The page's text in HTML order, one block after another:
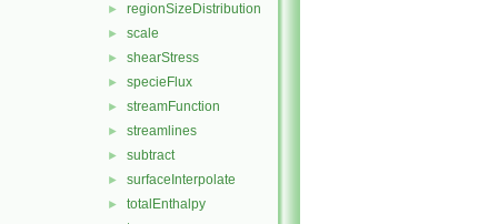
► regionSizeDistribution
► scale
► shearStress
► specieFlux
► streamFunction
► streamlines
► subtract
► surfaceInterpolate
► totalEnthalpy